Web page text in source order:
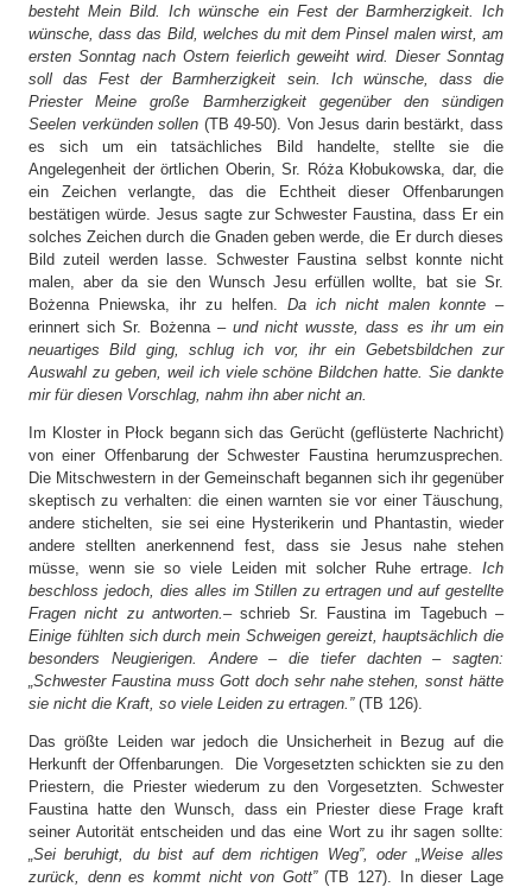
besteht Mein Bild. Ich wünsche ein Fest der Barmherzigkeit. Ich
wünsche, dass das Bild, welches du mit dem Pinsel malen wirst, am
ersten Sonntag nach Ostern feierlich geweiht wird. Dieser Sonntag
soll das Fest der Barmherzigkeit sein. Ich wünsche, dass die
Priester Meine große Barmherzigkeit gegenüber den sündigen
Seelen verkünden sollen (TB 49-50). Von Jesus darin bestärkt, dass
es sich um ein tatsächliches Bild handelte, stellte sie die
Angelegenheit der örtlichen Oberin, Sr. Róża Kłobukowska, dar, die
ein Zeichen verlangte, das die Echtheit dieser Offenbarungen
bestätigen würde. Jesus sagte zur Schwester Faustina, dass Er ein
solches Zeichen durch die Gnaden geben werde, die Er durch dieses
Bild zuteil werden lasse. Schwester Faustina selbst konnte nicht
malen, aber da sie den Wunsch Jesu erfüllen wollte, bat sie Sr.
Bożenna Pniewska, ihr zu helfen. Da ich nicht malen konnte –
erinnert sich Sr. Bożenna – und nicht wusste, dass es ihr um ein
neuartiges Bild ging, schlug ich vor, ihr ein Gebetsbildchen zur
Auswahl zu geben, weil ich viele schöne Bildchen hatte. Sie dankte
mir für diesen Vorschlag, nahm ihn aber nicht an.
Im Kloster in Płock begann sich das Gerücht (geflüsterte Nachricht)
von einer Offenbarung der Schwester Faustina herumzusprechen.
Die Mitschwestern in der Gemeinschaft begannen sich ihr gegenüber
skeptisch zu verhalten: die einen warnten sie vor einer Täuschung,
andere stichelten, sie sei eine Hysterikerin und Phantastin, wieder
andere stellten anerkennend fest, dass sie Jesus nahe stehen
müsse, wenn sie so viele Leiden mit solcher Ruhe ertrage. Ich
beschloss jedoch, dies alles im Stillen zu ertragen und auf gestellte
Fragen nicht zu antworten. – schrieb Sr. Faustina im Tagebuch –
Einige fühlten sich durch mein Schweigen gereizt, hauptsächlich die
besonders Neugierigen. Andere – die tiefer dachten – sagten:
„Schwester Faustina muss Gott doch sehr nahe stehen, sonst hätte
sie nicht die Kraft, so viele Leiden zu ertragen.”(TB 126).
Das größte Leiden war jedoch die Unsicherheit in Bezug auf die
Herkunft der Offenbarungen. Die Vorgesetzten schickten sie zu den
Priestern, die Priester wiederum zu den Vorgesetzten. Schwester
Faustina hatte den Wunsch, dass ein Priester diese Frage kraft
seiner Autorität entscheiden und das eine Wort zu ihr sagen sollte:
„Sei beruhigt, du bist auf dem richtigen Weg”, oder „Weise alles
zurück, denn es kommt nicht von Gott”(TB 127). In dieser Lage